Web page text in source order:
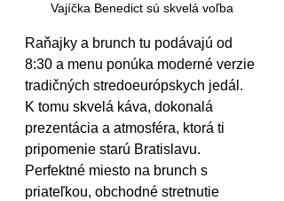
Vajíčka Benedict sú skvelá voľba
Raňajky a brunch tu podávajú od
8:30 a menu ponúka moderné verzie
tradičných stredoeurópskych jedál.
K tomu skvelá káva, dokonalá
prezentácia a atmosféra, ktorá ti
pripomenie starú Bratislavu.
Perfektné miesto na brunch s
priateľkou, obchodné stretnutie